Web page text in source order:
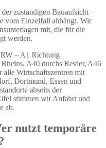
zuständigen Bauaufsicht –
vom Einzelfall abhängt. Wir
mit, die für die
werden.
– A1 Richtung
A40 durchs Revier, A46
Wirtschaftszentren mit
Dortmund, Essen und
abseits der
stimmen wir Anfahrt und
ab.
nutzt temporäre